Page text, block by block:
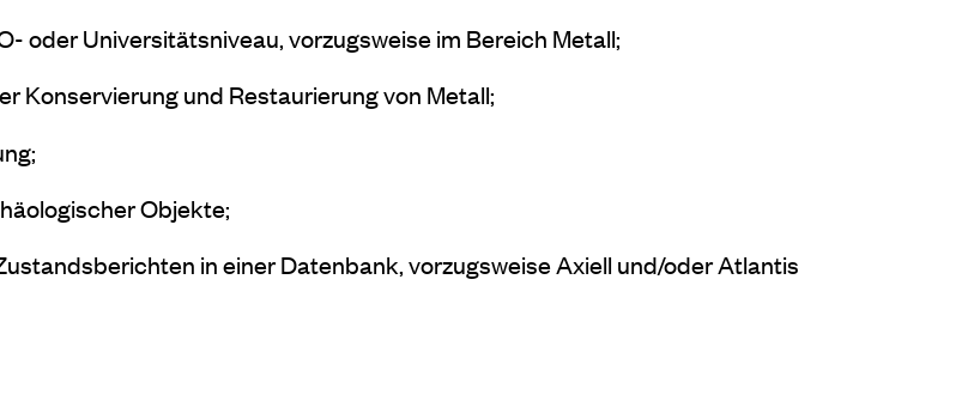
oder Universitätsniveau, vorzugsweise im Bereich Metall;
Konservierung und Restaurierung von Metall;
Objekte;
in einer Datenbank, vorzugsweise Axiell und/oder Atlantis